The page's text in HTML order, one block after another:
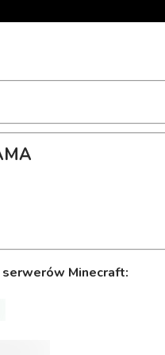
serwerów Minecraft: